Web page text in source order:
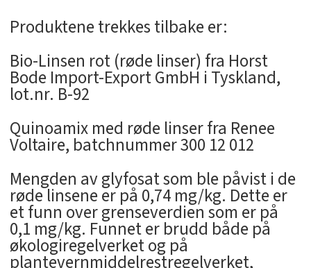
Produktene trekkes tilbake er:
Bio-Linsen rot (røde linser) fra Horst
Bode Import-Export GmbH i Tyskland,
lot.nr. B-92
Quinoamix med røde linser fra Renee
Voltaire, batchnummer 300 12 012
Mengden av glyfosat som ble påvist i de
røde linsene er på 0,74 mg/kg. Dette er
et funn over grenseverdien som er på
0,1 mg/kg. Funnet er brudd både på
økologiregelverket og på
plantevernmiddelrestregelverket,